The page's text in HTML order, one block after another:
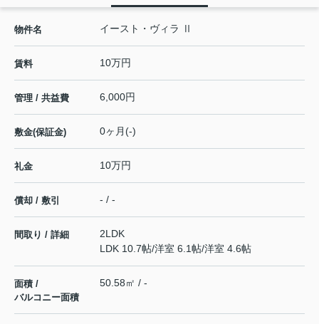
物件名 イースト・ヴィラ Ⅱ
賃料 10万円
管理 / 共益費 6,000円
敷金(保証金) 0ヶ月(-)
礼金 10万円
償却 / 敷引 - / -
間取り / 詳細
2LDK
LDK 10.7帖/洋室 6.1帖/洋室 4.6帖
面積 /
バルコニー面積
50.58㎡ / -